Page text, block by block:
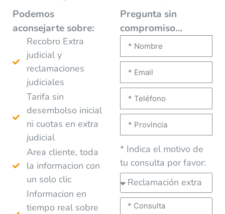
Podemos
aconsejarte sobre:
Recobro Extra
judicial y
reclamaciones
judiciales
Tarifa sin
desembolso inicial
ni cuotas en extra
judicial
Area cliente, toda
la informacion con
un solo clic
Informacion en
tiempo real sobre
Pregunta sin
compromiso…
* Indica el motivo de
tu consulta por favor: